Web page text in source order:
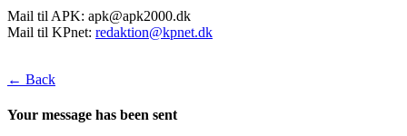
Mail til APK: apk@apk2000.dk
Mail til KPnet: redaktion@kpnet.dk
← Back
Your message has been sent